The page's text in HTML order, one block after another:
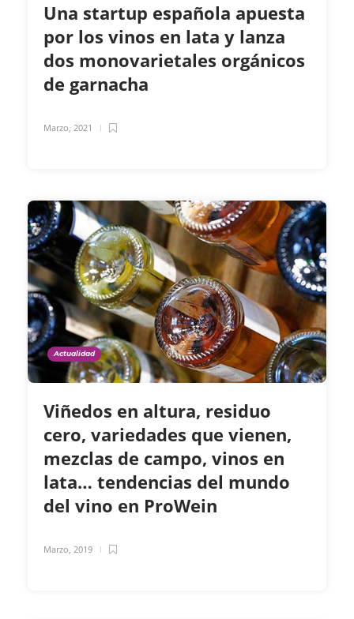
Una startup española apuesta
por los vinos en lata y lanza
dos monovarietales orgánicos
de garnacha
Marzo, 2021
Actualidad
Viñedos en altura, residuo
cero, variedades que vienen,
mezclas de campo, vinos en
lata… tendencias del mundo
del vino en ProWein
Marzo, 2019